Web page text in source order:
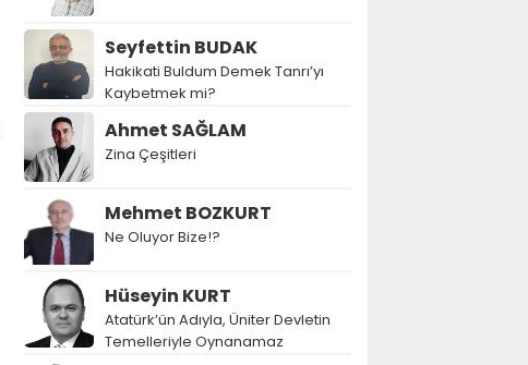
Seyfettin BUDAK
Hakikati Buldum Demek Tanrı’yı
Kaybetmek mi?
Ahmet SAĞLAM
Zina Çeşitleri
Mehmet BOZKURT
Ne Oluyor Bize!?
Hüseyin KURT
Atatürk’ün Adıyla, Üniter Devletin
Temelleriyle Oynanamaz